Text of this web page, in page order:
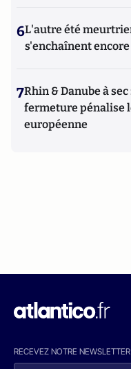
6L'autre été
s'enchaînent
7Rhin & Danube à
fermeture pénalise
européenne
RECEVEZ NOTRE NEWSLETTER